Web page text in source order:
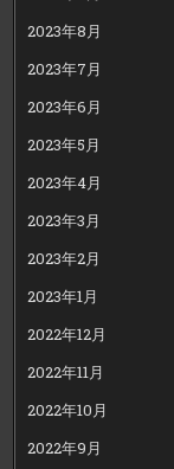
2023年8月
2023年7月
2023年6月
2023年5月
2023年4月
2023年3月
2023年2月
2023年1月
2022年12月
2022年11月
2022年10月
2022年9月